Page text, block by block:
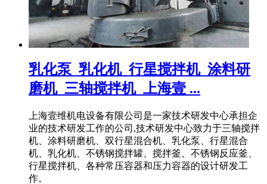
乳化泵_乳化机_行星搅拌机_涂料研
磨机_三轴搅拌机_上海壹 ...
上海壹维机电设备有限公司是一家技术研发中心承担企
业的技术研发工作的公司,技术研发中心致力于三轴搅拌
机、涂料研磨机、双行星混合机、乳化泵、行星混合
机、乳化机、不锈钢搅拌罐、搅拌釜、不锈钢反应釜、
行星搅拌机、各种常压容器和压力容器的设计研发工
作。